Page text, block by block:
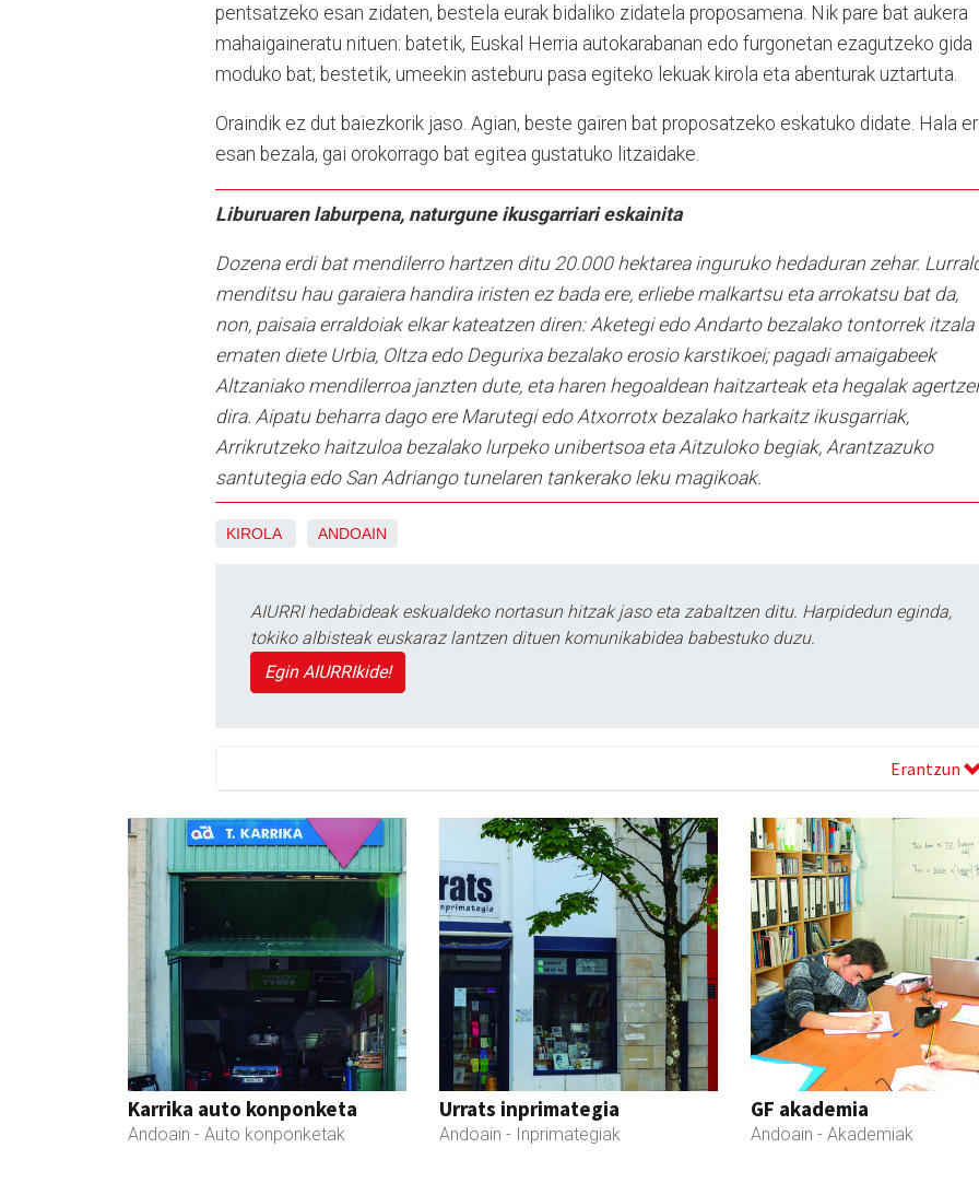
pentsatzeko esan zidaten, bestela eurak bidaliko zidatela proposamena. Nik pare bat aukera
mahaigaineratu nituen: batetik, Euskal Herria autokarabanan edo furgonetan ezagutzeko gida
moduko bat; bestetik, umeekin asteburu pasa egiteko lekuak kirola eta abenturak uztartuta.
Oraindik ez dut baiezkorik jaso. Agian, beste gairen bat proposatzeko eskatuko didate. Hala
esan bezala, gai orokorrago bat egitea gustatuko litzaidake.
Liburuaren laburpena, naturgune ikusgarriari eskainita
Dozena erdi bat mendilerro hartzen ditu 20.000 hektarea inguruko hedaduran zehar.
menditsu hau garaiera handira iristen ez bada ere, erliebe malkartsu eta arrokatsu bat da,
non, paisaia erraldoiak elkar kateatzen diren: Aketegi edo Andarto bezalako tontorrek itzala
ematen diete Urbia, Oltza edo Degurixa bezalako erosio karstikoei; pagadi amaigabeek
Altzaniako mendilerroa janzten dute, eta haren hegoaldean haitzarteak eta hegalak
dira. Aipatu beharra dago ere Marutegi edo Atxorrotx bezalako harkaitz ikusgarriak,
Arrikrutzeko haitzuloa bezalako lurpeko unibertsoa eta Aitzuloko begiak, Arantzazuko
santutegia edo San Adriango tunelaren tankerako leku magikoak.
KIROLA ANDOAIN
AIURRI hedabideak eskualdeko nortasun hitzak jaso eta zabaltzen ditu. Harpidedun eginda,
tokiko albisteak euskaraz lantzen dituen komunikabidea babestuko duzu.
Egin AIURRIkide!
Erantzun
Karrika auto konponketa
Andoain - Auto konponketak
Urrats inprimategia
Andoain - Inprimategiak
GF akademia
Andoain - Akademiak